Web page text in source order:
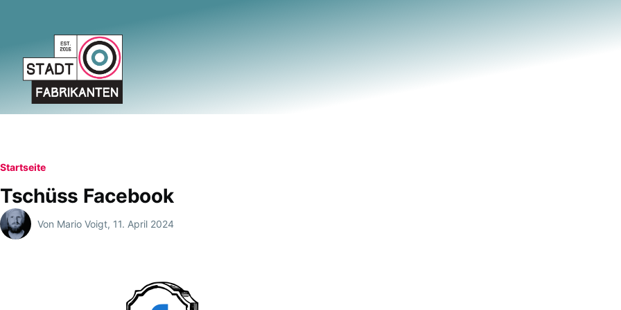
Pfadnavigation
Startseite
Tschüss Facebook
Von Mario Voigt, 11. April 2024